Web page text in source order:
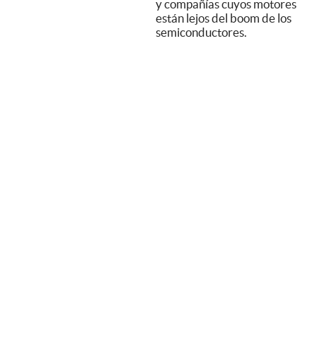
y compañías cuyos motores
están lejos del boom de los
semiconductores.